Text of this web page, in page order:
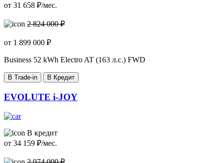
от 31 658 ₽/мес.
2 824 000 ₽
от 1 899 000 ₽
Business 52 kWh Electro AT (163 л.с.) FWD
В Trade-in В Кредит
EVOLUTE i-JOY
В кредит
от 34 159 ₽/мес.